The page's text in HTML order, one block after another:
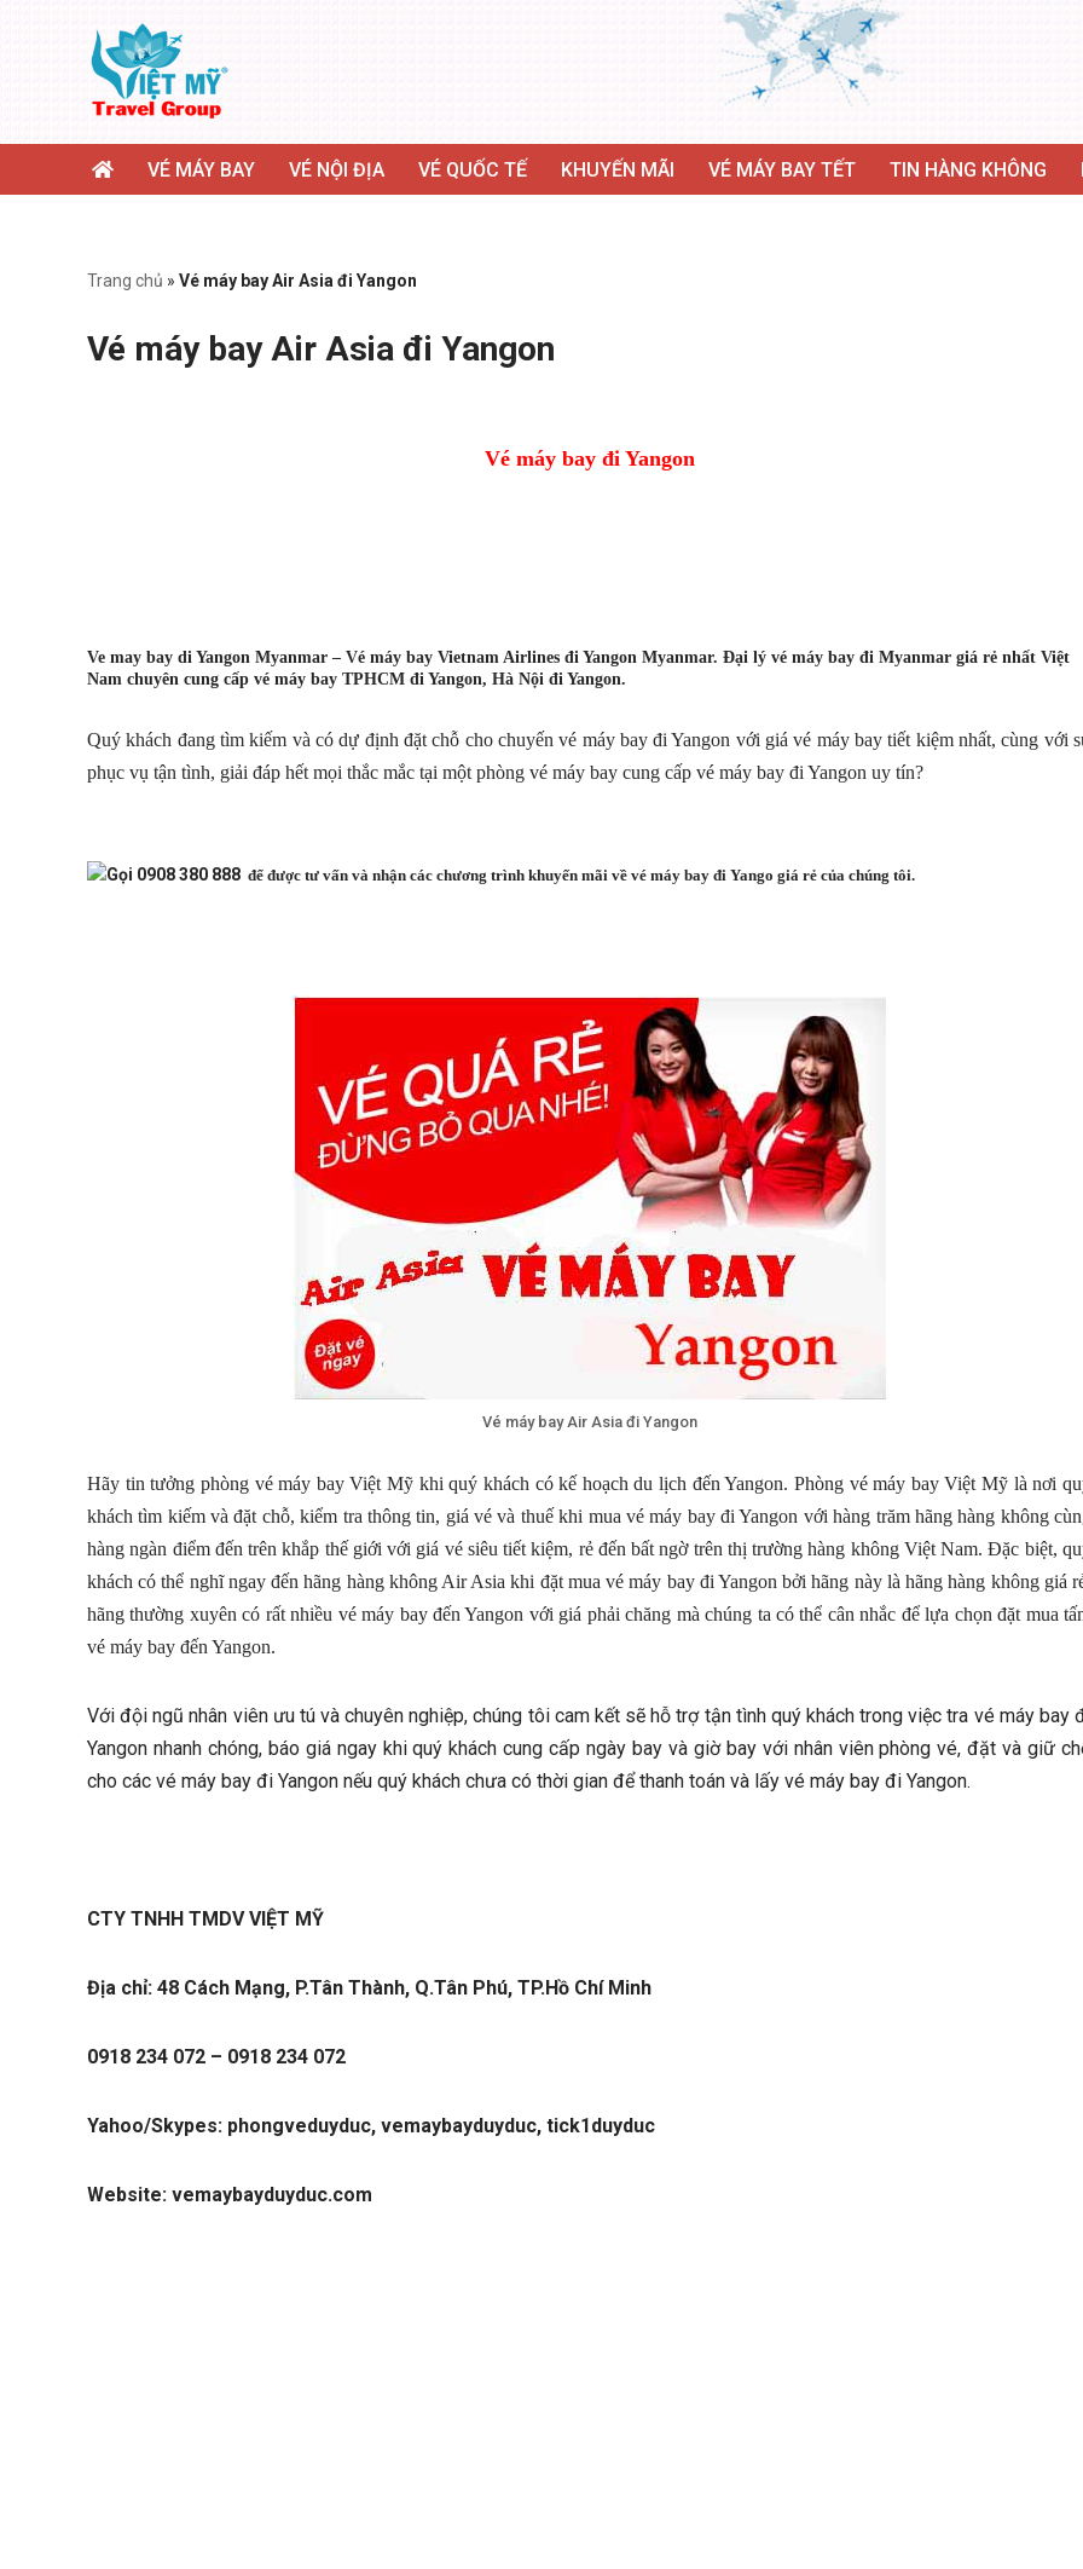
VÉ MÁY BAY VÉ NỘI ĐỊA VÉ QUỐC TẾ KHUYẾN MÃI VÉ MÁY BAY TẾT TIN HÀNG KHÔNG
Trang chủ » Vé máy bay Air Asia đi Yangon
Vé máy bay Air Asia đi Yangon
Vé máy bay đi Yangon
Ve may bay di Yangon Myanmar – Vé máy bay Vietnam Airlines đi Yangon Myanmar. Đại lý vé máy bay đi Myanmar giá rẻ nhất Việt
Nam chuyên cung cấp vé máy bay TPHCM đi Yangon, Hà Nội đi Yangon.
Quý khách đang tìm kiếm và có dự định đặt chỗ cho chuyến vé máy bay đi Yangon với giá vé máy bay tiết kiệm nhất, cùng với
phục vụ tận tình, giải đáp hết mọi thắc mắc tại một phòng vé máy bay cung cấp vé máy bay đi Yangon uy tín?
Gọi 0908 380 888 để được tư vấn và nhận các chương trình khuyến mãi về vé máy bay đi Yango giá rẻ của chúng tôi.
Vé máy bay Air Asia đi Yangon
Hãy tin tưởng phòng vé máy bay Việt Mỹ khi quý khách có kế hoạch du lịch đến Yangon. Phòng vé máy bay Việt Mỹ là nơi
khách tìm kiếm và đặt chỗ, kiểm tra thông tin, giá vé và thuế khi mua vé máy bay đi Yangon với hàng trăm hãng hàng không
hàng ngàn điểm đến trên khắp thế giới với giá vé siêu tiết kiệm, rẻ đến bất ngờ trên thị trường hàng không Việt Nam. Đặc biệt,
khách có thể nghĩ ngay đến hãng hàng không Air Asia khi đặt mua vé máy bay đi Yangon bởi hãng này là hãng hàng không giá
hãng thường xuyên có rất nhiều vé máy bay đến Yangon với giá phải chăng mà chúng ta có thể cân nhắc để lựa chọn đặt mua
vé máy bay đến Yangon.
Với đội ngũ nhân viên ưu tú và chuyên nghiệp, chúng tôi cam kết sẽ hỗ trợ tận tình quý khách trong việc tra vé máy bay
Yangon nhanh chóng, báo giá ngay khi quý khách cung cấp ngày bay và giờ bay với nhân viên phòng vé, đặt và giữ
cho các vé máy bay đi Yangon nếu quý khách chưa có thời gian để thanh toán và lấy vé máy bay đi Yangon.
CTY TNHH TMDV VIỆT MỸ
Địa chỉ: 48 Cách Mạng, P.Tân Thành, Q.Tân Phú, TP.Hồ Chí Minh
0918 234 072 – 0918 234 072
Yahoo/Skypes: phongveduyduc, vemaybayduyduc, tick1duyduc
Website: vemaybayduyduc.com